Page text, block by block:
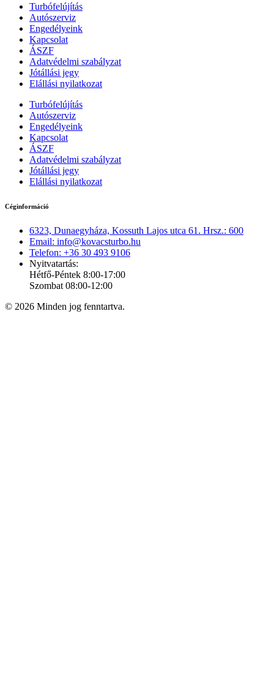
Turbófelújítás
Autószerviz
Engedélyeink
Kapcsolat
ÁSZF
Adatvédelmi szabályzat
Jótállási jegy
Elállási nyilatkozat
Turbófelújítás
Autószerviz
Engedélyeink
Kapcsolat
ÁSZF
Adatvédelmi szabályzat
Jótállási jegy
Elállási nyilatkozat
Céginformáció
6323, Dunaegyháza, Kossuth Lajos utca 61. Hrsz.: 600
Email: info@kovacsturbo.hu
Telefon: +36 30 493 9106
Nyitvatartás:
Hétfő-Péntek 8:00-17:00
Szombat 08:00-12:00
© 2026 Minden jog fenntartva.